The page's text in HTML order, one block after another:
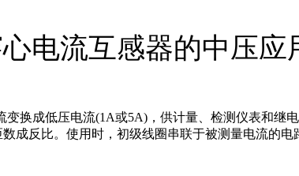
电流互感器的中压应
换成低压电流(1A或5A)，供计量、检测仪表和继
成反比。使用时，初级线圈串联于被测量电流的